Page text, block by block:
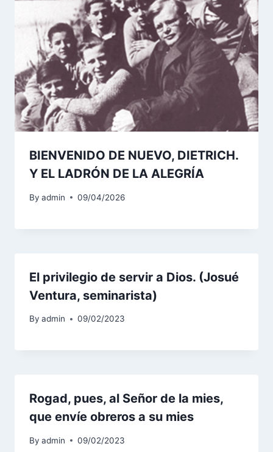
BIENVENIDO DE NUEVO, DIETRICH.
Y EL LADRÓN DE LA ALEGRÍA
By admin 09/04/2026
El privilegio de servir a Dios. (Josué
Ventura, seminarista)
By admin 09/02/2023
Rogad, pues, al Señor de la mies,
que envíe obreros a su mies
By admin 09/02/2023